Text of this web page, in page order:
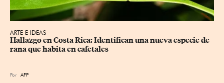
ARTE E IDEAS
Hallazgo en Costa Rica: Identifican una nueva especie de
rana que habita en cafetales
Por AFP